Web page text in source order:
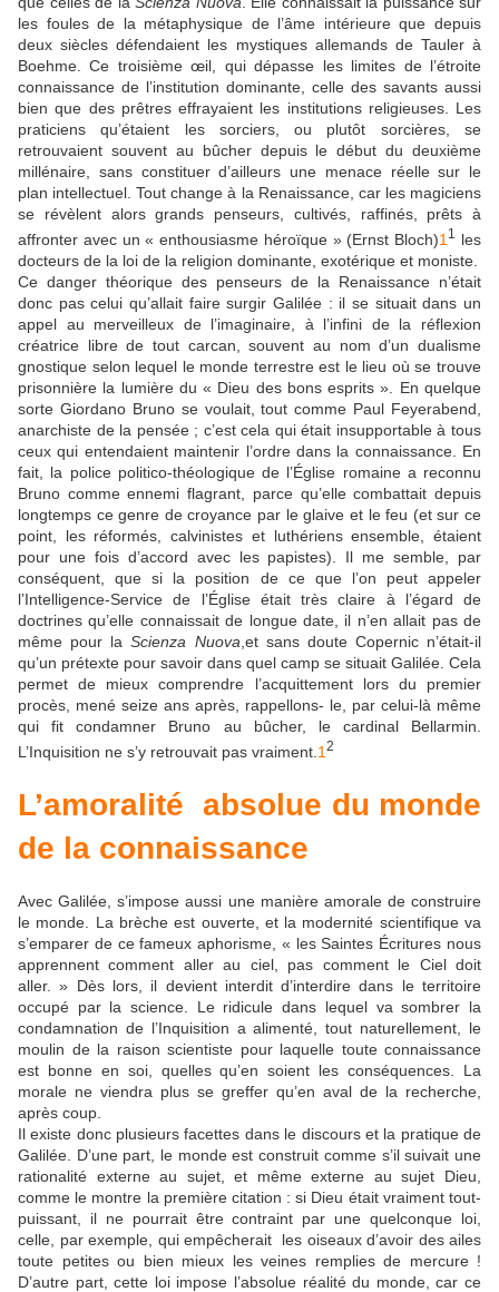
les foules de la métaphysique de l’âme intérieure que depuis
deux siècles défendaient les mystiques allemands de Tauler à
Boehme. Ce troisième œil, qui dépasse les limites de l’étroite
connaissance de l’institution dominante, celle des savants aussi
bien que des prêtres effrayaient les institutions religieuses. Les
praticiens qu’étaient les sorciers, ou plutôt sorcières, se
retrouvaient souvent au bûcher depuis le début du deuxième
millénaire, sans constituer d’ailleurs une menace réelle sur le
plan intellectuel. Tout change à la Renaissance, car les magiciens
se révèlent alors grands penseurs, cultivés, raffinés, prêts à
affronter avec un « enthousiasme héroïque » (Ernst Bloch)1 1
les
docteurs de la loi de la religion dominante, exotérique et moniste.
Ce danger théorique des penseurs de la Renaissance n’était
donc pas celui qu’allait faire surgir Galilée : il se situait dans un
appel au merveilleux de l’imaginaire, à l’infini de la réflexion
créatrice libre de tout carcan, souvent au nom d’un dualisme
gnostique selon lequel le monde terrestre est le lieu où se trouve
prisonnière la lumière du « Dieu des bons esprits ». En quelque
sorte Giordano Bruno se voulait, tout comme Paul Feyerabend,
anarchiste de la pensée ; c’est cela qui était insupportable à tous
ceux qui entendaient maintenir l’ordre dans la connaissance. En
fait, la police politico-théologique de l’Église romaine a reconnu
Bruno comme ennemi flagrant, parce qu’elle combattait depuis
longtemps ce genre de croyance par le glaive et le feu (et sur ce
point, les réformés, calvinistes et luthériens ensemble, étaient
pour une fois d’accord avec les papistes). Il me semble, par
conséquent, que si la position de ce que l’on peut appeler
l’Intelligence-Service de l’Église était très claire à l’égard de
doctrines qu’elle connaissait de longue date, il n’en allait pas de
même pour laScienza Nuova ,et sans doute Copernic n’était-il
qu’un prétexte pour savoir dans quel camp se situait Galilée. Cela
permet de mieux comprendre l’acquittement lors du premier
procès, mené seize ans après, rappellons- le, par celui-là même
qui fit condamner Bruno au bûcher, le cardinal Bellarmin.
L’Inquisition ne s’y retrouvait pas vraiment. 1 2
L’amoralité absolue du monde
de la connaissance
Avec Galilée, s’impose aussi une manière amorale de construire
le monde. La brèche est ouverte, et la modernité scientifique va
s’emparer de ce fameux aphorisme, « les Saintes Écritures nous
apprennent comment aller au ciel, pas comment le Ciel doit
aller. » Dès lors, il devient interdit d’interdire dans le territoire
occupé par la science. Le ridicule dans lequel va sombrer la
condamnation de l’Inquisition a alimenté, tout naturellement, le
moulin de la raison scientiste pour laquelle toute connaissance
est bonne en soi, quelles qu’en soient les conséquences. La
morale ne viendra plus se greffer qu’en aval de la recherche,
après coup.
Il existe donc plusieurs facettes dans le discours et la pratique de
Galilée. D’une part, le monde est construit comme s’il suivait une
rationalité externe au sujet, et même externe au sujet Dieu,
comme le montre la première citation : si Dieu était vraiment tout-
puissant, il ne pourrait être contraint par une quelconque loi,
celle, par exemple, qui empêcherait les oiseaux d’avoir des ailes
toute petites ou bien mieux les veines remplies de mercure !
D’autre part, cette loi impose l’absolue réalité du monde, car ce